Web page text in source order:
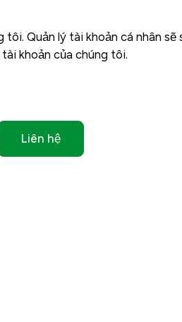
Quản lý tài khoản cá nhân sẽ
khoản của chúng tôi.
Liên hệ